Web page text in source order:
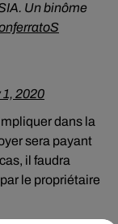
Un binôme
2020
dans la
sera payant
il faudra
le propriétaire